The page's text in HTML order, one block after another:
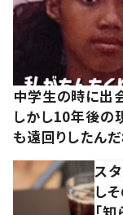
中学生の時に出
しかし10年後の
も遠回りしたんだ
ス
し